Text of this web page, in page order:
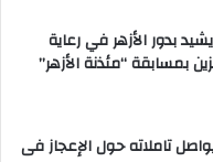
بدور الأزهر في رعاية
بمسابقة “مئذنة الأزهر”
تاملاته حول الإعجاز فى